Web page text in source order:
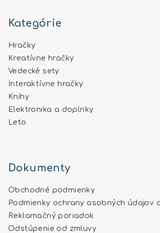
Kategórie
Hračky
Kreatívne hračky
Vedecké sety
Interaktívne hračky
Knihy
Elektronika a doplnky
Leto
Dokumenty
Obchodné podmienky
Podmienky ochrany osobných údajov
Reklamačný poriadok
Odstúpenie od zmluvy